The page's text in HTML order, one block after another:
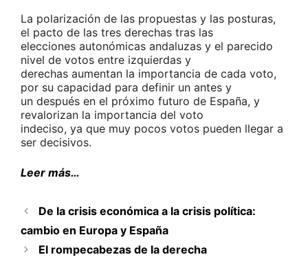
La polarización de las propuestas y las posturas,
el pacto de las tres derechas tras las
elecciones autonómicas andaluzas y el parecido
nivel de votos entre izquierdas y
derechas aumentan la importancia de cada voto,
por su capacidad para definir un antes y
un después en el próximo futuro de España, y
revalorizan la importancia del voto
indeciso, ya que muy pocos votos pueden llegar a
ser decisivos.
Leer más…
De la crisis económica a la crisis política:
cambio en Europa y España
El rompecabezas de la derecha